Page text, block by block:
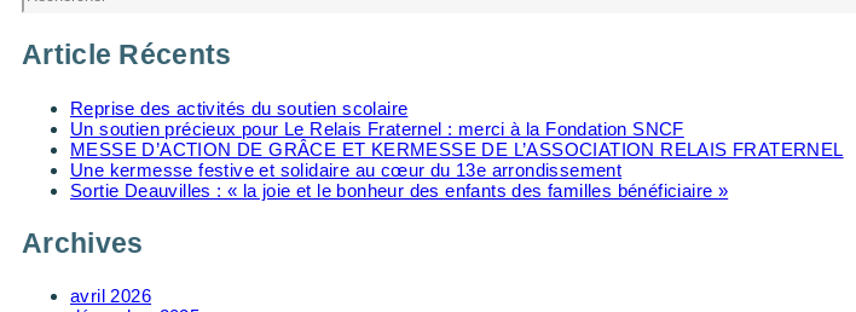
Article Récents
Reprise des activités du soutien scolaire
Un soutien précieux pour Le Relais Fraternel : merci à la Fondation SNCF
MESSE D’ACTION DE GRÂCE ET KERMESSE DE L’ASSOCIATION RELAIS FRATERNEL
Une kermesse festive et solidaire au cœur du 13e arrondissement
Sortie Deauvilles : « la joie et le bonheur des enfants des familles bénéficiaire »
Archives
avril 2026